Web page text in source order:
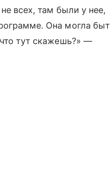
всех, там были у нее,
Она могла
тут скажешь?» —